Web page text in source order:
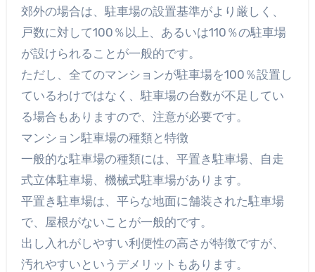
郊外の場合は、駐車場の設置基準がより厳しく、
戸数に対して100％以上、あるいは110％の駐車場
が設けられることが一般的です。
ただし、全てのマンションが駐車場を100％設置し
ているわけではなく、駐車場の台数が不足してい
る場合もありますので、注意が必要です。
マンション駐車場の種類と特徴
一般的な駐車場の種類には、平置き駐車場、自走
式立体駐車場、機械式駐車場があります。
平置き駐車場は、平らな地面に舗装された駐車場
で、屋根がないことが一般的です。
出し入れがしやすい利便性の高さが特徴ですが、
汚れやすいというデメリットもあります。